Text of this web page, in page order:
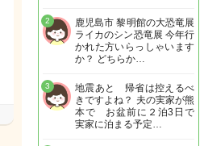
鹿児島市 黎明館の大恐竜展
ライカのシン恐竜展 今年行
かれた方いらっしゃいます
か？ どちらか…
2
地震あと 帰省は控えるべ
きですよね？ 夫の実家が熊
本で お盆前に２泊3日で
実家に泊まる予定…
3